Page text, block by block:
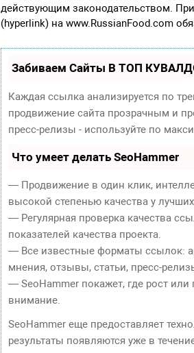
действующим законодательством.
(hyperlink) на www.RussianFood.com
Забиваем Сайты В ТОП
Каждая ссылка анализируется по
продвижение сайта прозрачным и
пресс-релизы - используйте по
Что умеет делать SeoHammer
— Продвижение в один клик,
высокой степенью качества у
— Регулярная проверка качества
показателей качества проекта.
— Все известные форматы ссылок:
мнения, отзывы, статьи, пресс-
— SeoHammer покажет, где рост
внимание.
SeoHammer еще предоставляет
результаты появляются уже в